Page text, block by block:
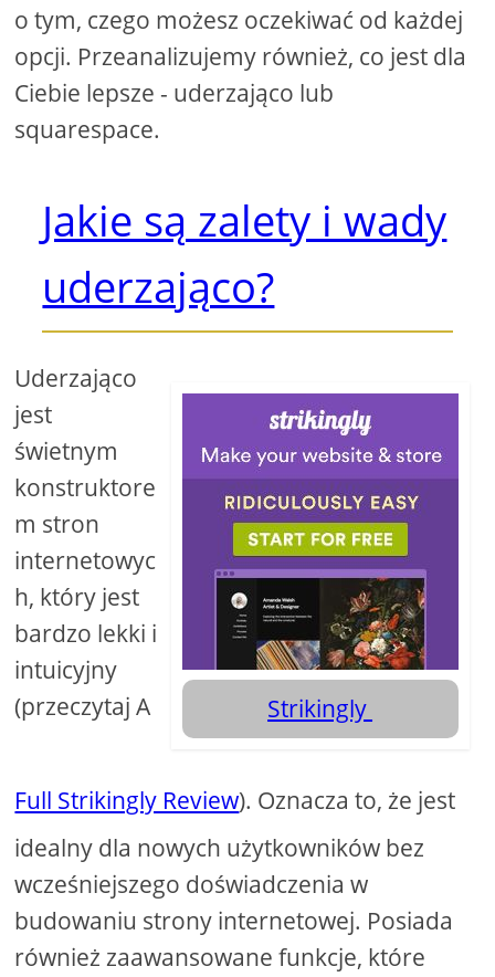
o tym, czego możesz oczekiwać od każdej
opcji. Przeanalizujemy również, co jest dla
Ciebie lepsze - uderzająco lub
squarespace.
Jakie są zalety i wady
uderzająco?
Strikingly
Uderzająco
jest
świetnym
konstruktore
m stron
internetowyc
h, który jest
bardzo lekki i
intuicyjny
(przeczytaj A
Full Strikingly Review). Oznacza to, że jest
idealny dla nowych użytkowników bez
wcześniejszego doświadczenia w
budowaniu strony internetowej. Posiada
również zaawansowane funkcje, które